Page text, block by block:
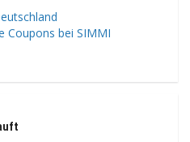
Coupons bei SIMMI